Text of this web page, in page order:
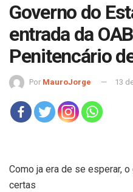
Governo do
entrada da
Penitencário
Por MauroJorge 13
Como ja era de se esperar,
certas